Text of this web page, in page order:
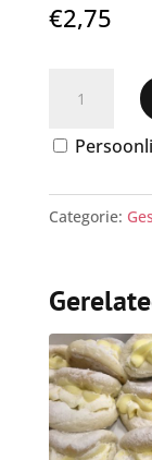
€2,75
aantal
Categorie: